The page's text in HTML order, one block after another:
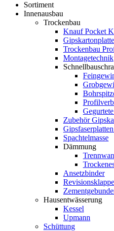
Sortiment
Innenausbau
Trockenbau
Knauf Pocket
Trockenbau
Montagetechnik
Zubehör
Spachtelmasse
Dämmung
Ansetzbinder
Hausentwässerung
Kessel
Upmann
Schüttung